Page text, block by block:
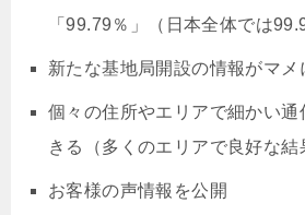
「99.79％」（日本全体では
新たな基地局開設の情報がマメ
個々の住所やエリアで細かい
きる（多くのエリアで良好な結
お客様の声情報を公開